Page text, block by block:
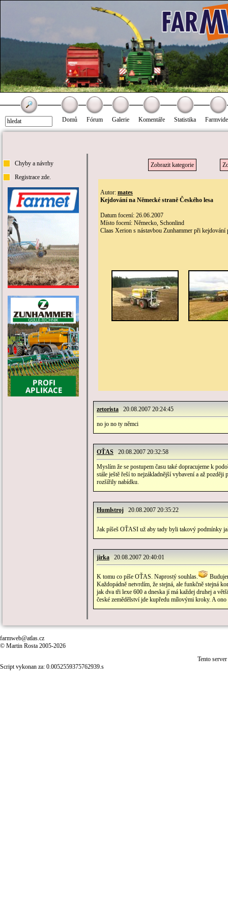
Domů Fórum Galerie Komentáře Statistika
Chyby a návrhy
Registrace zde.
Zobrazit kategorie
Autor: mates
Kejdování na Německé straně Českého lesa
Datum focení: 26.06.2007
Místo focení: Německo, Schonlind
Claas Xerion s nástavbou Zunhammer při
zetorista 20.08.2007 20:24:45
no jo no ty němci
OŤAS 20.08.2007 20:32:58
Myslím že se postupem času také dopracujeme k
stále ještě řeší to nejzákladnější vybavení a až
rozšířily nabídku.
Humlstroj 20.08.2007 20:35:22
Jak píšeš OŤASI už aby tady byli takový podmínky
jirka 20.08.2007 20:40:01
K tomu co píše OŤAS. Naprostý souhlas.
Každopádně netvrdím, že stejná, ale funkčně stejná
jak dva tři lexe 600 a dneska jí má každej druhej a
české zemědělství jde kupředu mílovými kroky. A
farmweb@atlas.cz
© Martin Rosta 2005-2026
Tento
Script vykonan za: 0.0052559375762939.s